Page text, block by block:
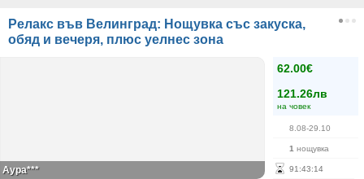
Релакс във Велинград: Нощувка със закуска,
обяд и вечеря, плюс уелнес зона
62.00€
121.26лв
на човек
8.08-29.10
1 нощувка
91 :43:14
Аура***